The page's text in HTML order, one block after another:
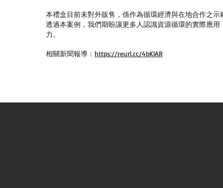
本禮盒目前未對外販售，係作為循環經濟與在地合作之示
透過本案例，我們期盼讓更多人認識資源循環的實際應
力。
相關新聞報導： https://reurl.cc/4bKlAR